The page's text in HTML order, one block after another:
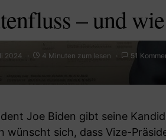
– und
2024 4 Minuten zum lesen 51
Joe Biden gibt seine
wünscht sich, dass Vize-